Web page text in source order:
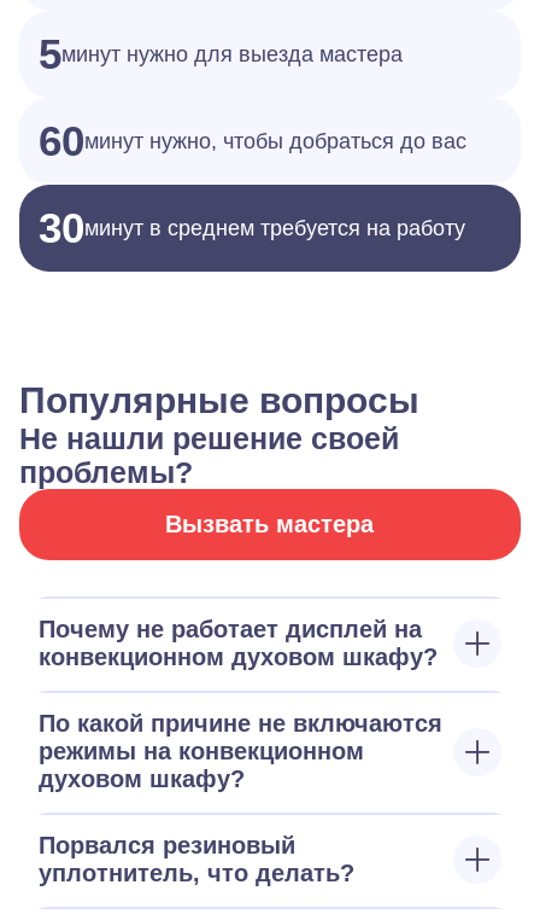
5минут нужно для выезда мастера
60минут нужно, чтобы добраться до вас
30минут в среднем требуется на работу
Популярные вопросы
Не нашли решение своей
проблемы?
Вызвать мастера
Почему не работает дисплей на
конвекционном духовом шкафу?
По какой причине не включаются
режимы на конвекционном
духовом шкафу?
Порвался резиновый
уплотнитель, что делать?